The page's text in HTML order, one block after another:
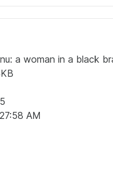
a woman in a black
AM